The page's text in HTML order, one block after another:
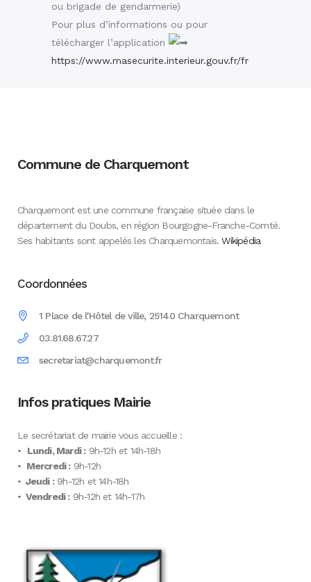
ou brigade de gendarmerie)
Pour plus d’informations ou pour
télécharger l’application
https://www.masecurite.interieur.gouv.fr/fr
Commune de Charquemont
Charquemont est une commune française située dans le
département du Doubs, en région Bourgogne-Franche-Comté.
Ses habitants sont appelés les Charquemontais.Wikipédia
Coordonnées
1 Place de l'Hôtel de ville, 25140 Charquemont
03.81.68.67.27
secretariat@charquemont.fr
Infos pratiques Mairie
Le secrétariat de mairie vous accueille :
• Lundi, Mardi :9h-12h et 14h-18h
• Mercredi :9h-12h
• Jeudi :9h-12h et 14h-18h
• Vendredi :9h-12h et 14h-17h